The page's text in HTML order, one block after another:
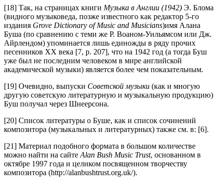
[18] Так, на страницах книги Музыка в Англии (1942) Э. Блома
(видного музыковеда, позже известного как редактор 5-го
издания Grove Dictionary of Music and Musicians)имя Алана
Буша (по сравнению с теми же Р. Воаном-Уильямсом или Дж.
Айрлендом) упоминается лишь единожды в ряду прочих
песенников ХХ века [7, р. 207], что на 1942 год (а тогда Буш
уже был не последним человеком в мире английской
академической музыки) является более чем показательным.
[19] Очевидно, выпуски Советской музыки (как и многую
другую советскую литературную и музыкальную продукцию)
Буш получал через Шнеерсона.
[20] Список литературы о Буше, как и список сочинений
композитора (музыкальных и литературных) также см. в: [6].
[21] Материал подобного формата в большом количестве
можно найти на сайте Alan Bush Music Trust, основанном в
октябре 1997 года и целиком посвященном творчеству
композитора (http://alanbushtrust.org.uk/).